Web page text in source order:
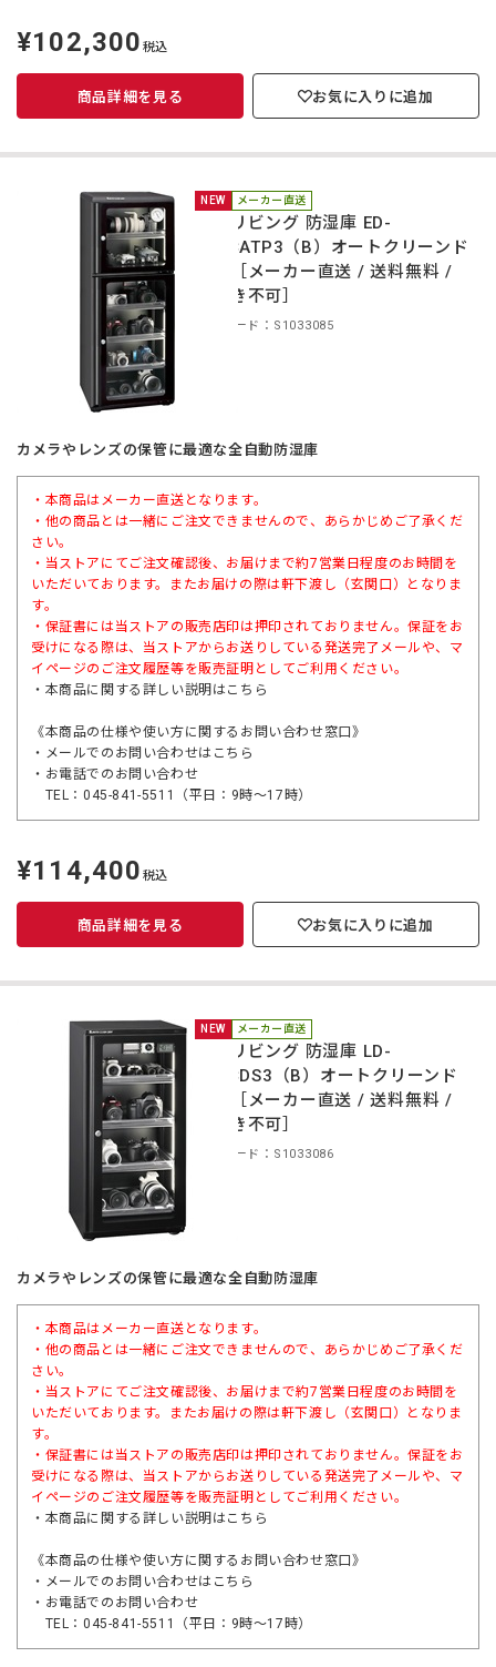
定
価
¥102,300 税込
商品詳細を見る お気に入りに追加
NEW メーカー直送
東洋リビング 防湿庫 ED-
165CATP3（B）オートクリーンド
ライ［メーカー直送 / 送料無料 /
代引き不可］
商品コード：S1033085
カメラやレンズの保管に最適な全自動防湿庫
・本商品はメーカー直送となります。
・他の商品とは一緒にご注文できませんので、あらかじめご了承くだ
さい。
・当ストアにてご注文確認後、お届けまで約7営業日程度のお時間を
いただいております。またお届けの際は軒下渡し（玄関口）となりま
す。
・保証書には当ストアの販売店印は押印されておりません。保証をお
受けになる際は、当ストアからお送りしている発送完了メールや、マ
イページのご注文履歴等を販売証明としてご利用ください。
・本商品に関する詳しい説明はこちら
《本商品の仕様や使い方に関するお問い合わせ窓口》
・メールでのお問い合わせは こちら
・お電話でのお問い合わせ
TEL：045-841-5511（平日：9時～17時）
定
価
¥114,400 税込
商品詳細を見る お気に入りに追加
NEW メーカー直送
東洋リビング 防湿庫 LD-
120CDS3（B）オートクリーンド
ライ［メーカー直送 / 送料無料 /
代引き不可］
商品コード：S1033086
カメラやレンズの保管に最適な全自動防湿庫
・本商品はメーカー直送となります。
・他の商品とは一緒にご注文できませんので、あらかじめご了承くだ
さい。
・当ストアにてご注文確認後、お届けまで約7営業日程度のお時間を
いただいております。またお届けの際は軒下渡し（玄関口）となりま
す。
・保証書には当ストアの販売店印は押印されておりません。保証をお
受けになる際は、当ストアからお送りしている発送完了メールや、マ
イページのご注文履歴等を販売証明としてご利用ください。
・本商品に関する詳しい説明はこちら
《本商品の仕様や使い方に関するお問い合わせ窓口》
・メールでのお問い合わせは こちら
・お電話でのお問い合わせ
TEL：045-841-5511（平日：9時～17時）